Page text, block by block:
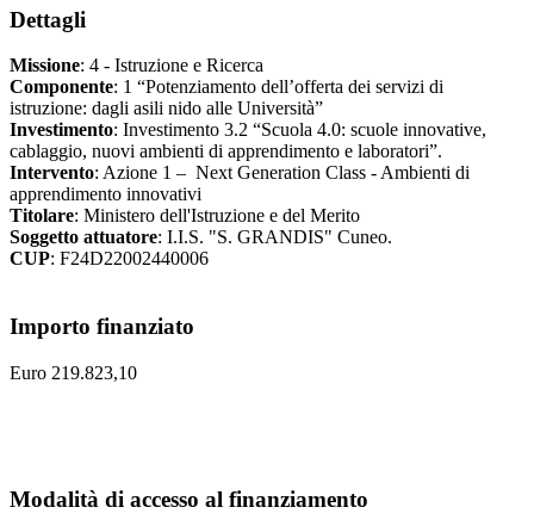
Dettagli
Missione: 4 - Istruzione e Ricerca
Componente: 1 “Potenziamento dell’offerta dei servizi di
istruzione: dagli asili nido alle Università”
Investimento: Investimento 3.2 “Scuola 4.0: scuole innovative,
cablaggio, nuovi ambienti di apprendimento e laboratori”.
Intervento: Azione 1 – Next Generation Class - Ambienti di
apprendimento innovativi
Titolare: Ministero dell'Istruzione e del Merito
Soggetto attuatore: I.I.S. "S. GRANDIS" Cuneo.
CUP: F24D22002440006
Importo finanziato
Euro 219.823,10
Modalità di accesso al finanziamento